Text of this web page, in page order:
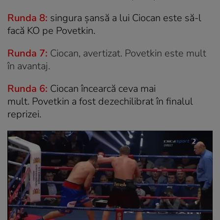
Runda 8: singura șansă a lui Ciocan este să-l
facă KO pe Povetkin.
Runda 7: Ciocan, avertizat. Povetkin este mult
în avantaj.
Runda 6: Ciocan încearcă ceva mai
mult. Povetkin a fost dezechilibrat în finalul
reprizei.